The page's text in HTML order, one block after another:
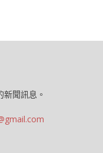
聞訊息。